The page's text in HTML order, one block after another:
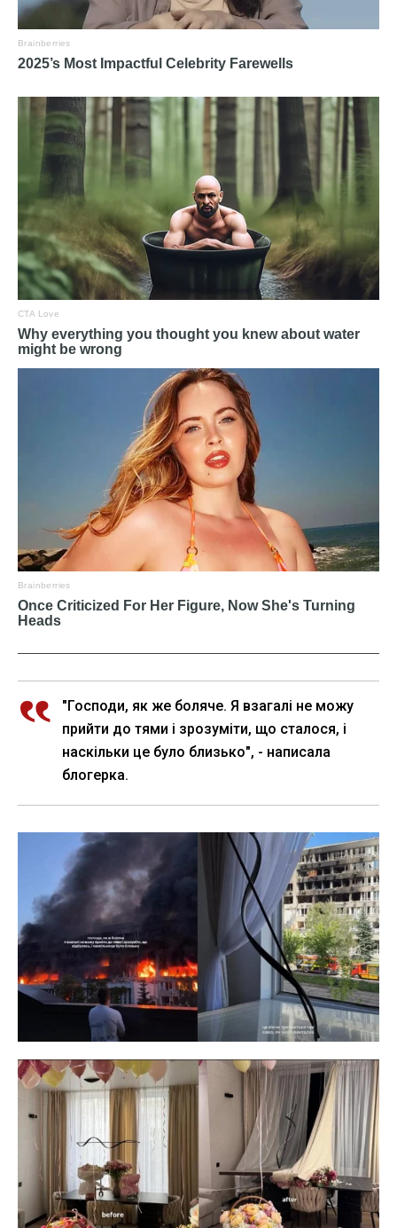
"Господи, як же боляче. Я взагалі не можу
прийти до тями і зрозуміти, що сталося, і
наскільки це було близько", - написала
блогерка.